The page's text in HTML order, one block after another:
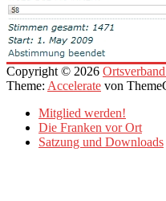
Copyright © 2026
Theme: Accelerate von
Mitglied werden!
Die Franken vor Ort
Satzung und Downloads